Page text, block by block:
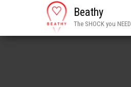
Beathy
The SHOCK you NEED